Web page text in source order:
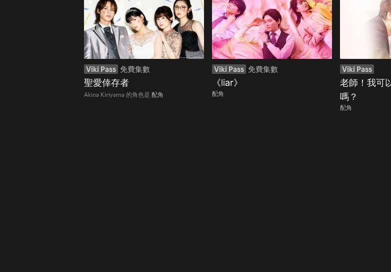
Viki Pass 免費集數
聖愛倖存者
Akina Kiriyama 的角色是 配角
Viki Pass 免費集數
《liar》
配角
Viki Pass
老師！我可
嗎？
配角